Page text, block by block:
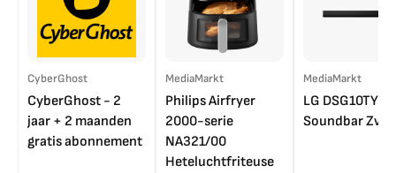
CyberGhost
CyberGhost - 2
jaar + 2 maanden
gratis abonnement
MediaMarkt
Philips Airfryer
2000-serie
NA321/00
Heteluchtfriteuse
MediaMarkt
LG DSG10TY
Soundbar